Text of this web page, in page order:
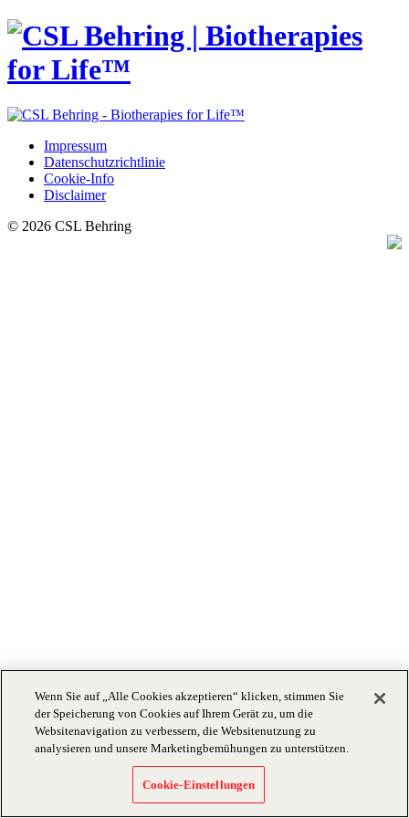
Impressum
Datenschutzrichtlinie
Cookie-Info
Disclaimer
© 2026 CSL Behring
Wenn Sie auf „Alle Cookies akzeptieren“ klicken, stimmen Sie
der Speicherung von Cookies auf Ihrem Gerät zu, um die
Websitenavigation zu verbessern, die Websitenutzung zu
analysieren und unsere Marketingbemühungen zu unterstützen.
Cookie-Einstellungen